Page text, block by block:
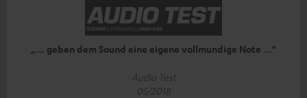
„… geben dem Sound eine eigene vollmundige Note …“
Audio Test
05/2018